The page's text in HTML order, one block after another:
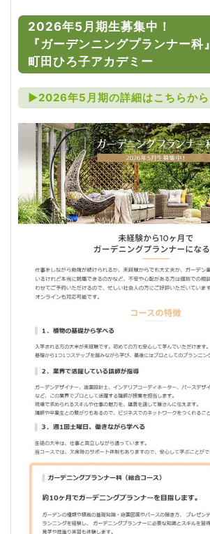
2026年5月期生募集中！
『ガーデンニングプランナー科』
町田ひろ子アカデミー
►2026年5月期の詳細はこちらから